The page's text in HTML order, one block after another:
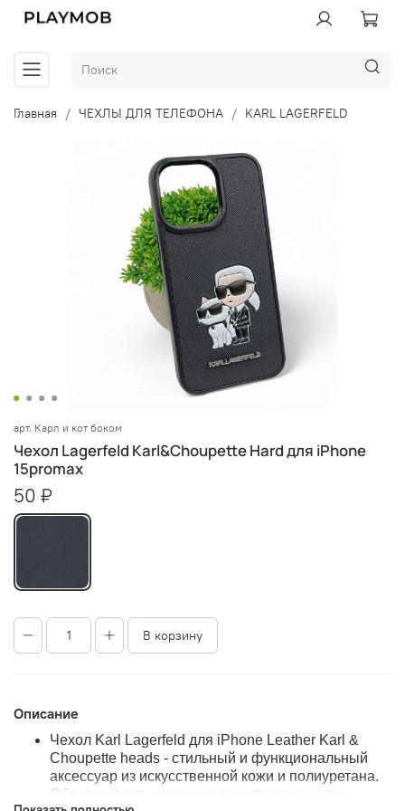
Главная ЧЕХЛЫ ДЛЯ ТЕЛЕФОНА KARL LAGERFELD
арт. Карл и кот боком
Чехол Lagerfeld Karl&Choupette Hard для iPhone
15promax
50 ₽
В корзину
Описание
Чехол Karl Lagerfeld для iPhone Leather Karl &
Choupette heads - стильный и функциональный
аксессуар из искусственной кожи и полиуретана.
Обеспечивает надежную защиту от царапин.